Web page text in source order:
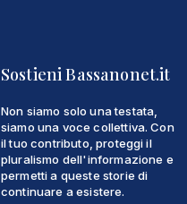
Sostieni Bassanonet.it
Non siamo solo una testata,
siamo una voce collettiva. Con
il tuo contributo, proteggi il
pluralismo dell'informazione e
permetti a queste storie di
continuare a esistere.